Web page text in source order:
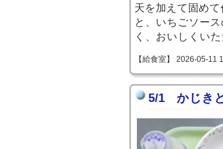
天を加えて固め
と、いちごソー
く、おいしくい
【給食室】 2026-05-11
5/1 かじき